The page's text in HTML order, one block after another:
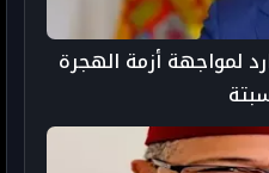
لمواجهة أزمة الهجرة